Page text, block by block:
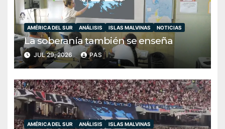
AMÉRICA DEL SUR ANÁLISIS ISLAS MALVINAS NOTICIAS
La soberanía también se enseña
JUL 29, 2026 PAS
AMÉRICA DEL SUR ANÁLISIS ISLAS MALVINAS